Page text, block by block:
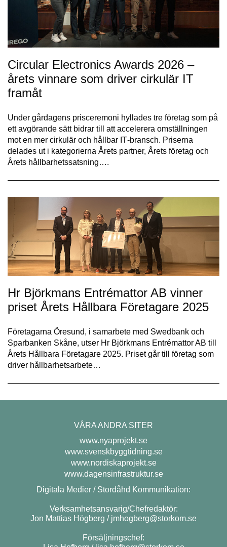
Circular Electronics Awards 2026 –
årets vinnare som driver cirkulär IT
framåt
Under gårdagens prisceremoni hyllades tre företag som på
ett avgörande sätt bidrar till att accelerera omställningen
mot en mer cirkulär och hållbar IT‑bransch. Priserna
delades ut i kategorierna Årets partner, Årets företag och
Årets hållbarhetssatsning….
Hr Björkmans Entrémattor AB vinner
priset Årets Hållbara Företagare 2025
Företagarna Öresund, i samarbete med Swedbank och
Sparbanken Skåne, utser Hr Björkmans Entrémattor AB till
Årets Hållbara Företagare 2025. Priset går till företag som
driver hållbarhetsarbete…
VÅRA ANDRA SITER
www.nyaprojekt.se
www.svenskbyggtidning.se
www.nordiskaprojekt.se
www.dagensinfrastruktur.se
Digitala Medier / Stordåhd Kommunikation:
Verksamhetsansvarig/Chefredaktör:
Jon Mattias Högberg / jmhogberg@storkom.se
Försäljningschef: